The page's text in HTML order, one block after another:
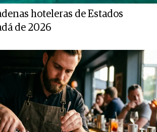
hoteleras de Estados
de 2026